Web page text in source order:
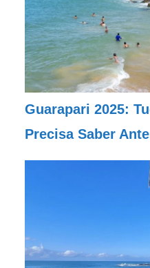
Guarapari 2025:
Precisa Saber